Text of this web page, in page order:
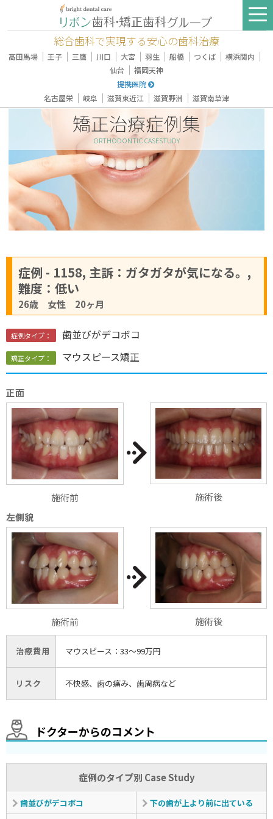
総合歯科で実現する安心の歯科治療
高田馬場 ｜ 王子 ｜ 三鷹 ｜ 川口 ｜ 大宮 ｜ 羽生 ｜ 船橋 ｜ つくば ｜ 横浜関内 ｜
仙台 ｜ 福岡天神
提携医院
名古屋栄 ｜ 岐阜 ｜ 滋賀東近江 ｜ 滋賀野洲 ｜ 滋賀南草津
矯正治療症例集
ORTHODONTIC CASESTUDY
症例 - 1158, 主訴：ガタガタが気になる。,
難度：低い
26歳 女性 20ヶ月
症例タイプ： 歯並びがデコボコ
矯正タイプ： マウスピース矯正
正面
施術前
施術後
左側貌
施術前 施術後
治療費用 マウスピース：33〜99万円
リスク 不快感、歯の痛み、歯周病など
ドクターからのコメント
症例のタイプ別 Case Study
歯並びがデコボコ
下の歯が上より前に出ている